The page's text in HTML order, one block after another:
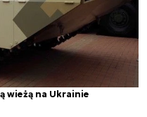
wieżą na Ukrainie